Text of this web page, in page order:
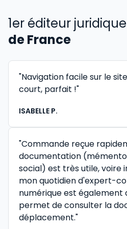
1er éditeur juridique
de France
"Navigation facile sur le
court, parfait !"
ISABELLE P.
"Commande reçue
documentation
social) est très utile, voire
mon quotidien d'expert-
numérique est
permet de consulter la
déplacement."